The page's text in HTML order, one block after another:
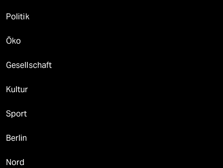
Politik
Öko
Gesellschaft
Kultur
Sport
Berlin
Nord